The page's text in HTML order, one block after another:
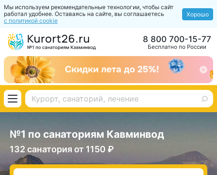
Мы используем рекомендательные технологии, чтобы сайт
работал удобнее. Оставаясь на сайте, вы соглашаетесь
с политикой cookie
Хорошо
Бесплатно по России
8 800 700-15-77
№1 по санаториям Кавминвод
132 санатория от 1150 ₽